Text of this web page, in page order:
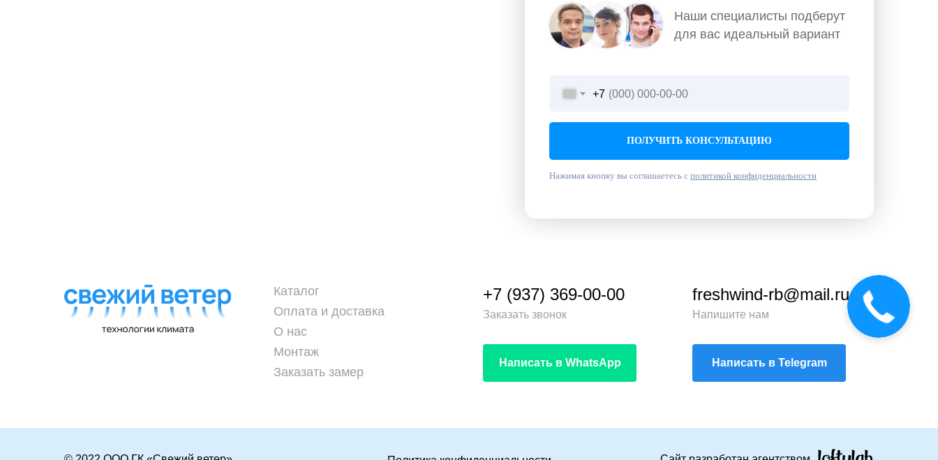
Наши специалисты подберут
для вас идеальный вариант
+7
ПОЛУЧИТЬ КОНСУЛЬТАЦИЮ
Нажимая кнопку вы соглашаетесь с политикой конфиденциальности
+7 (937) 369-00-00
Заказать звонок
freshwind-rb@mail.ru
Напишите нам
Каталог
Оплата и доставка
О нас
Монтаж
Заказать замер
Написать в WhatsApp Написать в Telegram
Звонок
сейчас